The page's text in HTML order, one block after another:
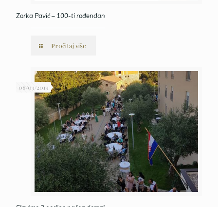
Zorka Pavić – 100-ti rođendan
Pročitaj više
08/03/2019